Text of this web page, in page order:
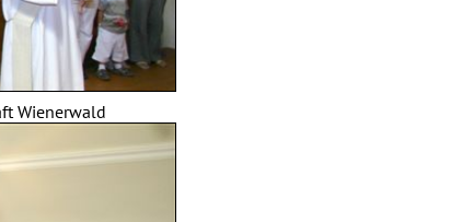
Wienerwald